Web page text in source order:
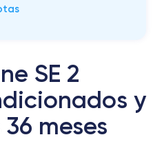
SE 2
y
meses